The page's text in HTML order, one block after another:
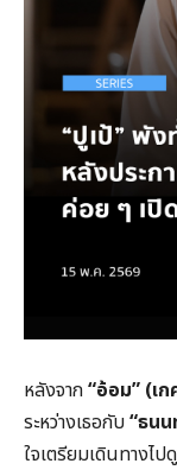
หลังจาก“อ้อม” (เ
ระหว่างเธอกับ“ธน
ใจเตรียมเดินทางไ